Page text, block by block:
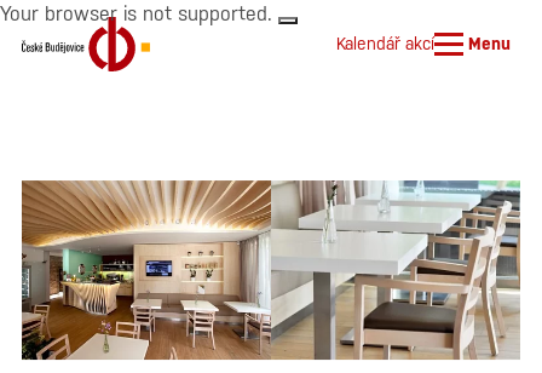
Your browser is not supported.
Kalendář akcí Menu